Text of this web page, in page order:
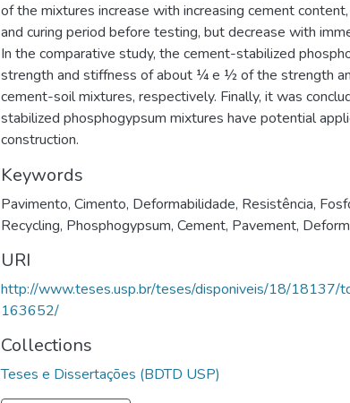
of the mixtures increase with increasing cement
and curing period before testing, but decrease with
In the comparative study, the cement-stabilized
strength and stiffness of about ¼ e ½ of the strength
cement-soil mixtures, respectively. Finally, it was
stabilized phosphogypsum mixtures have potential
construction.
Keywords
Pavimento, Cimento, Deformabilidade, Resistência,
Recycling, Phosphogypsum, Cement, Pavement,
URI
http://www.teses.usp.br/teses/disponiveis/18/
163652/
Collections
Teses e Dissertações (BDTD USP)